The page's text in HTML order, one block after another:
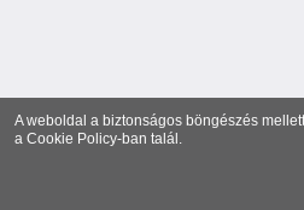
A weboldal a biztonságos böngészés
a Cookie Policy-ban talál.